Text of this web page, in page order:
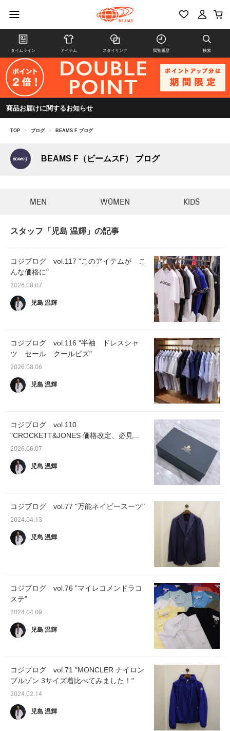
タイムライン アイテム スタイリング 閲覧履歴 検索
商品お届けに関するお知らせ
TOP > ブログ > BEAMS F ブログ
BEAMS F（ビームスF） ブログ
MEN WOMEN KIDS
スタッフ「児島 温輝」の記事
コジブログ vol.117 "このアイテムが こ
んな価格に"
2026.08.07
児島 温輝
コジブログ vol.116 "半袖 ドレスシャ
ツ セール クールビズ"
2026.08.06
児島 温輝
コジブログ vol.110
"CROCKETT&JONES 価格改定、必見...
2026.06.07
児島 温輝
コジブログ vol.77 "万能ネイビースーツ"
2024.04.13
児島 温輝
コジブログ vol.76 "マイレコメンドラコ
ステ"
2024.04.09
児島 温輝
コジブログ vol.71 "MONCLER ナイロン
ブルゾン 3サイズ着比べてみました！"
2024.02.14
児島 温輝